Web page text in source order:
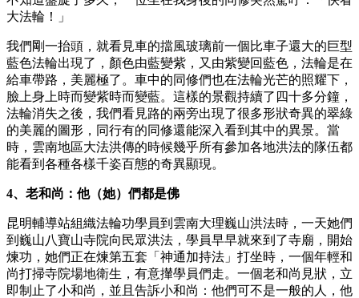
大法輪！」
我們剛一抬頭，就看見車的擋風玻璃前一個比車子還大的巨型
藍色法輪出現了，顏色由藍變紫，又由紫變回藍色，法輪是在
給車帶路，美麗極了。車中的同修們也在法輪光芒的照耀下，
臉上身上時而變紫時而變藍。這樣的景觀持續了四十多分鐘，
法輪消失之後，我們看見路的兩旁出現了很多形狀奇異的翠綠
的美麗的圖形，同行有的同修還能深入看到其中的異景。當
時，雲南地區大法洪傳的時候幾乎所有參加各地洪法的隊伍都
能看到各種各樣千姿百態的奇異顯現。
4、老和尚：他（她）們都是佛
昆明輔導站組織法輪功學員到雲南大理巍山洪法時，一天她們
到巍山八寶山寺院向民眾洪法，學員早早就來到了寺廟，開始
煉功，她們正在煉第五套「神通加持法」打坐時，一個年輕和
尚打掃寺院場地衛生，有意攆學員們走。一個老和尚見狀，立
即制止了小和尚，並且告訴小和尚：他們可不是一般的人，他